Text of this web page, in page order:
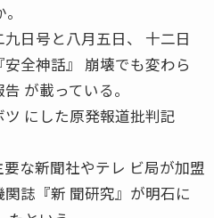
日号と八月五日、 十二日
全神話』 崩壊でも変わら
が載っている。
にした原発報道批判記
な新聞社やテレ ビ局が加盟
誌『新 聞研究』が明石に